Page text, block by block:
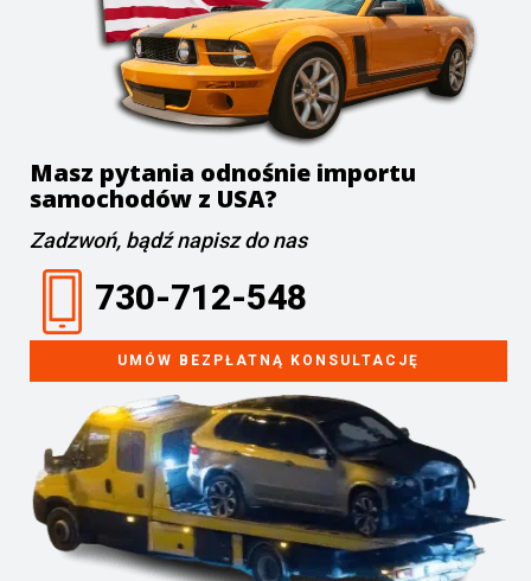
Masz pytania odnośnie importu
samochodów z USA?
Zadzwoń, bądź napisz do nas
730-712-548
UMÓW BEZPŁATNĄ KONSULTACJĘ